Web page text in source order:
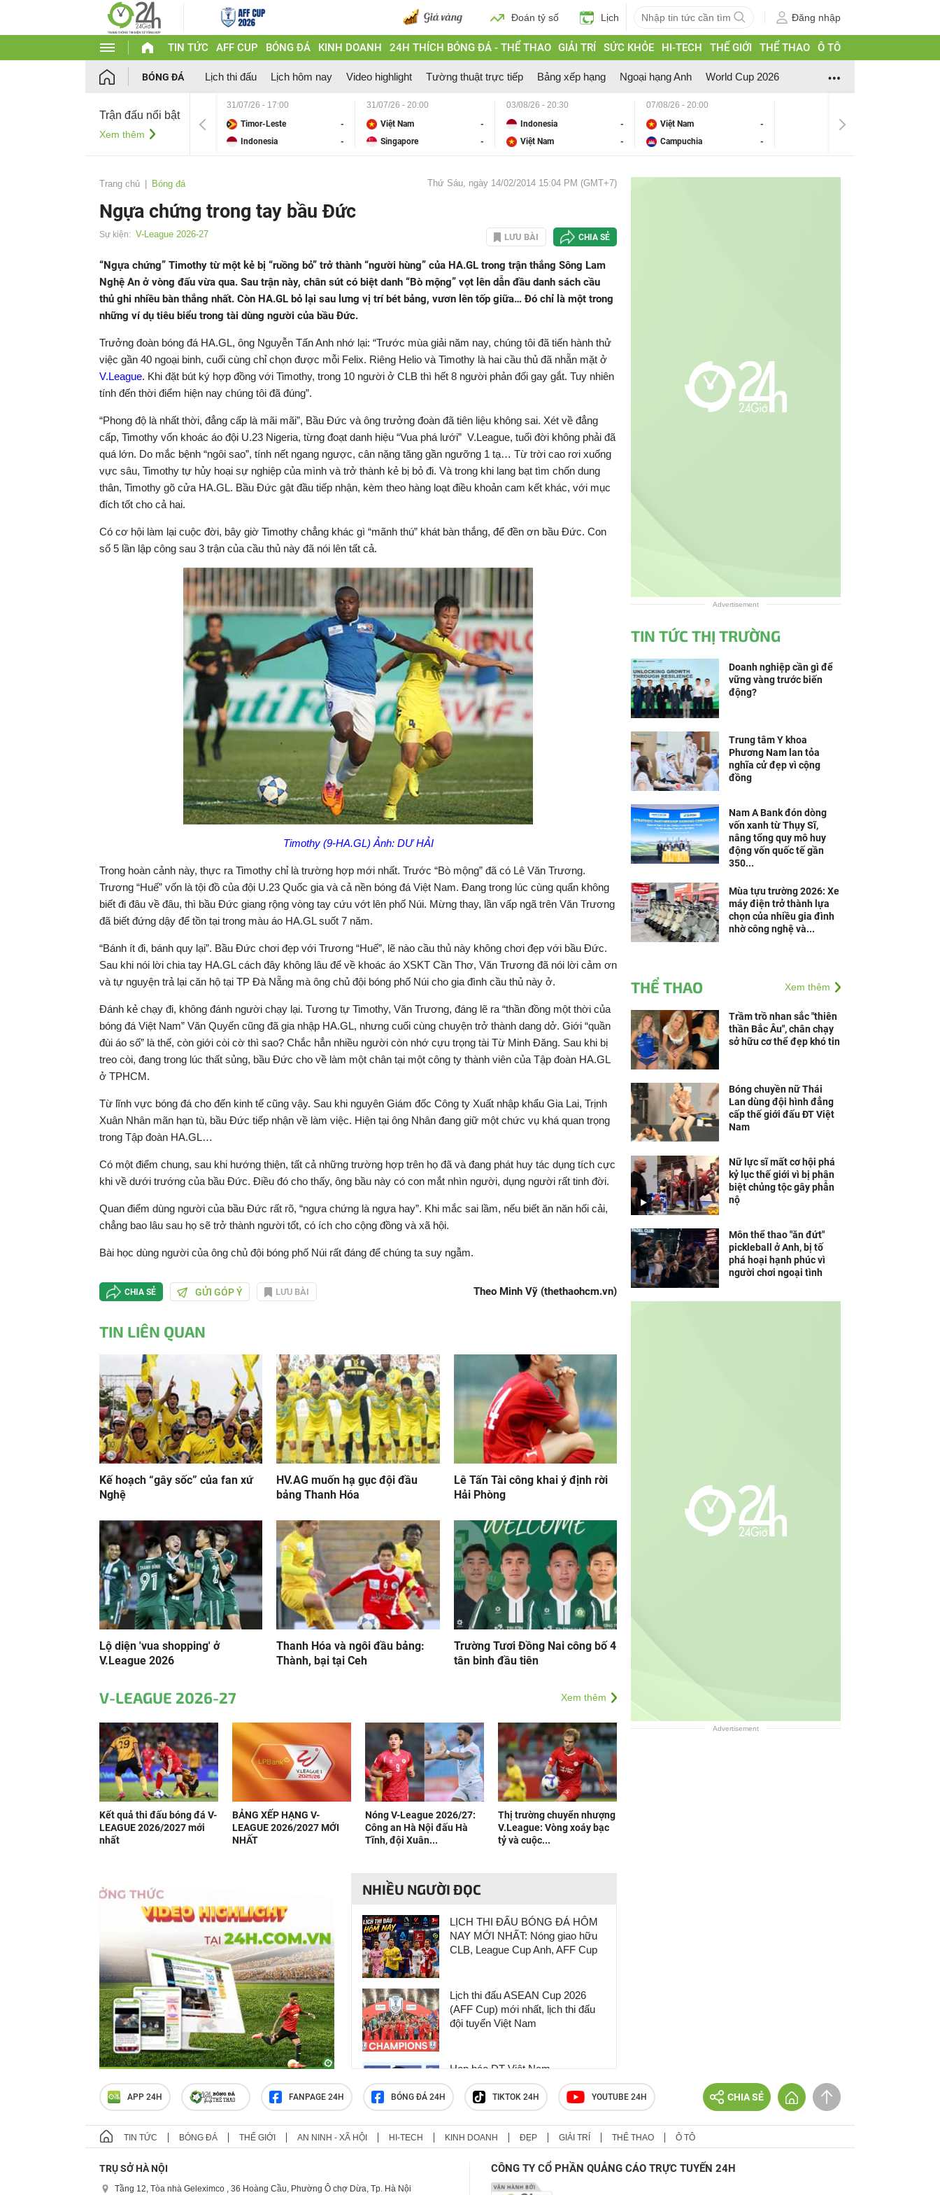
Đoán tỷ số Lịch Đăng nhập
TIN TỨC AFF CUP BÓNG ĐÁ KINH DOANH 24H THÍCH BÓNG ĐÁ - THỂ THAO GIẢI TRÍ SỨC KHỎE HI-TECH THẾ GIỚI THỂ THAO Ô TÔ
BÓNG ĐÁ Lịch thi đấu Lịch hôm nay Video highlight Tường thuật trực tiếp Bảng xếp hạng Ngoại hạng Anh World Cup 2026
Trận đấu nổi bật
Xem thêm
31/07/26 - 17:00
Timor-Leste
-
Indonesia
-
31/07/26 - 20:00
Việt Nam
-
Singapore
-
03/08/26 - 20:30
Indonesia
-
Việt Nam
-
07/08/26 - 20:00
Việt Nam
-
Campuchia
-
Trang chủ Bóng đá Thứ Sáu, ngày 14/02/2014 15:04 PM (GMT+7)
Ngựa chứng trong tay bầu Đức
Sự kiện: V-League 2026-27 LƯU BÀI CHIA SẺ
“Ngựa chứng” Timothy từ một kẻ bị “ruồng bỏ” trở thành “người hùng” của HA.GL trong trận thắng Sông Lam
Nghệ An ở vòng đấu vừa qua. Sau trận này, chân sút có biệt danh “Bò mộng” vọt lên dẫn đầu danh sách cầu
thủ ghi nhiều bàn thắng nhất. Còn HA.GL bỏ lại sau lưng vị trí bét bảng, vươn lên tốp giữa… Đó chỉ là một trong
những ví dụ tiêu biểu trong tài dùng người của bầu Đức.
Trưởng đoàn bóng đá HA.GL, ông Nguyễn Tấn Anh nhớ lại: “Trước mùa giải năm nay, chúng tôi đã tiến hành thử
việc gần 40 ngoại binh, cuối cùng chỉ chọn được mỗi Felix. Riêng Helio và Timothy là hai cầu thủ đã nhẵn mặt ở
V.League. Khi đặt bút ký hợp đồng với Timothy, trong 10 người ở CLB thì hết 8 người phản đối gay gắt. Tuy nhiên
tính đến thời điểm hiện nay chúng tôi đã đúng”.
“Phong độ là nhất thời, đẳng cấp là mãi mãi”, Bầu Đức và ông trưởng đoàn đã tiên liệu không sai. Xét về đẳng
cấp, Timothy vốn khoác áo đội U.23 Nigeria, từng đoạt danh hiệu “Vua phá lưới” V.League, tuổi đời không phải đã
quá lớn. Do mắc bệnh “ngôi sao”, tính nết ngang ngược, cân nặng tăng gần ngưỡng 1 tạ… Từ trời cao rơi xuống
vực sâu, Timothy tự hủy hoại sự nghiệp của mình và trở thành kẻ bị bỏ đi. Và trong khi lang bạt tìm chốn dung
thân, Timothy gõ cửa HA.GL. Bầu Đức gật đầu tiếp nhận, kèm theo hàng loạt điều khoản cam kết khác, với mục
đích tốt cho cả hai.
Có cơ hội làm lại cuộc đời, bây giờ Timothy chẳng khác gì “mãnh thú” khát bàn thắng, để đền ơn bầu Đức. Con
số 5 lần lập công sau 3 trận của cầu thủ này đã nói lên tất cả.
Timothy (9-HA.GL) Ảnh: DƯ HẢI
Trong hoàn cảnh này, thực ra Timothy chỉ là trường hợp mới nhất. Trước “Bò mộng” đã có Lê Văn Trương.
Trương “Huế” vốn là tội đồ của đội U.23 Quốc gia và cả nền bóng đá Việt Nam. Đang trong lúc cùng quẩn không
biết đi đâu về đâu, thì bầu Đức giang rộng vòng tay cứu vớt lên phố Núi. Mừng thay, lần vấp ngã trên Văn Trương
đã biết đứng dậy để tồn tại trong màu áo HA.GL suốt 7 năm.
“Bánh ít đi, bánh quy lại”. Bầu Đức chơi đẹp với Trương “Huế”, lẽ nào cầu thủ này không chơi đẹp với bầu Đức.
Sau khi nói lời chia tay HA.GL cách đây không lâu để về khoác áo XSKT Cần Thơ, Văn Trương đã nói lời cảm ơn
và tự nguyện trả lại căn hộ tại TP Đà Nẵng mà ông chủ đội bóng phố Núi cho gia đình cầu thủ này ở.
Đánh kẻ chạy đi, không đánh người chạy lại. Tương tự Timothy, Văn Trương, đáng lẽ ra “thần đồng một thời của
bóng đá Việt Nam” Văn Quyến cũng đã gia nhập HA.GL, nhưng cuối cùng chuyện trở thành dang dở. Giới “quần
đùi áo số” là thế, còn giới còi cờ thì sao? Chắc hẳn nhiều người còn nhớ cựu trọng tài Từ Minh Đăng. Sau khi bị
treo còi, đang trong lúc thất sủng, bầu Đức cho về làm một chân tại một công ty thành viên của Tập đoàn HA.GL
ở TPHCM.
Từ lĩnh vực bóng đá cho đến kinh tế cũng vậy. Sau khi nguyên Giám đốc Công ty Xuất nhập khẩu Gia Lai, Trịnh
Xuân Nhân mãn hạn tù, bầu Đức tiếp nhận về làm việc. Hiện tại ông Nhân đang giữ một chức vụ khá quan trọng
trong Tập đoàn HA.GL…
Có một điểm chung, sau khi hướng thiện, tất cả những trường hợp trên họ đã và đang phát huy tác dụng tích cực
khi về dưới trướng của bầu Đức. Điều đó cho thấy, ông bầu này có con mắt nhìn người, dụng người rất tinh đời.
Quan điểm dùng người của bầu Đức rất rõ, “ngựa chứng là ngựa hay”. Khi mắc sai lầm, nếu biết ăn năn hối cải,
chẳng bao lâu sau họ sẽ trở thành người tốt, có ích cho cộng đồng và xã hội.
Bài học dùng người của ông chủ đội bóng phố Núi rất đáng để chúng ta suy ngẫm.
CHIA SẺ GỬI GÓP Ý LƯU BÀI Theo Minh Vỹ (thethaohcm.vn)
TIN LIÊN QUAN
Kế hoạch “gây sốc” của fan xứ
Nghệ
HV.AG muốn hạ gục đội đầu
bảng Thanh Hóa
Lê Tấn Tài công khai ý định rời
Hải Phòng
Lộ diện 'vua shopping' ở
V.League 2026
Thanh Hóa và ngôi đầu bảng:
Thành, bại tại Ceh
Trường Tươi Đồng Nai công bố 4
tân binh đầu tiên
V-LEAGUE 2026-27 Xem thêm
Kết quả thi đấu bóng đá V-
LEAGUE 2026/2027 mới
nhất
BẢNG XẾP HẠNG V-
LEAGUE 2026/2027 MỚI
NHẤT
Nóng V-League 2026/27:
Công an Hà Nội đấu Hà
Tĩnh, đội Xuân...
Thị trường chuyển nhượng
V.League: Vòng xoáy bạc
tỷ và cuộc...
NHIỀU NGƯỜI ĐỌC
LỊCH THI ĐẤU BÓNG ĐÁ HÔM
NAY MỚI NHẤT: Nóng giao hữu
CLB, League Cup Anh, AFF Cup
Lịch thi đấu ASEAN Cup 2026
(AFF Cup) mới nhất, lịch thi đấu
đội tuyển Việt Nam
Họp báo ĐT Việt Nam -
Campuchia: Cầu thủ Indonesia hạ
thấp giải đấu, HLV Kim Sang Sik
phản ứng
Vinicius "xóa" sạch thông tin về
Advertisement
TIN TỨC THỊ TRƯỜNG
Doanh nghiệp cần gì để
vững vàng trước biến
động?
Trung tâm Y khoa
Phương Nam lan tỏa
nghĩa cử đẹp vì cộng
đồng
Nam A Bank đón dòng
vốn xanh từ Thụy Sĩ,
nâng tổng quy mô huy
động vốn quốc tế gần
350...
Mùa tựu trường 2026: Xe
máy điện trở thành lựa
chọn của nhiều gia đình
nhờ công nghệ và...
THỂ THAO Xem thêm
Trầm trồ nhan sắc "thiên
thần Bắc Âu", chân chạy
sở hữu cơ thể đẹp khó tin
Bóng chuyền nữ Thái
Lan dùng đội hình đẳng
cấp thế giới đấu ĐT Việt
Nam
Nữ lực sĩ mất cơ hội phá
kỷ lục thế giới vì bị phân
biệt chủng tộc gây phẫn
nộ
Môn thể thao "ăn đứt"
pickleball ở Anh, bị tố
phá hoại hạnh phúc vì
người chơi ngoại tình
Advertisement
APP 24H FANPAGE 24H BÓNG ĐÁ 24H TIKTOK 24H YOUTUBE 24H CHIA SẺ
TIN TỨC BÓNG ĐÁ THẾ GIỚI AN NINH - XÃ HỘI HI-TECH KINH DOANH ĐẸP GIẢI TRÍ THỂ THAO Ô TÔ
TRỤ SỞ HÀ NỘI
Tầng 12, Tòa nhà Geleximco , 36 Hoàng Cầu, Phường Ô chợ Dừa, Tp. Hà Nội
CÔNG TY CỔ PHẦN QUẢNG CÁO TRỰC TUYẾN 24H